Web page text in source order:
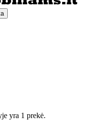
yra 1 prekė.